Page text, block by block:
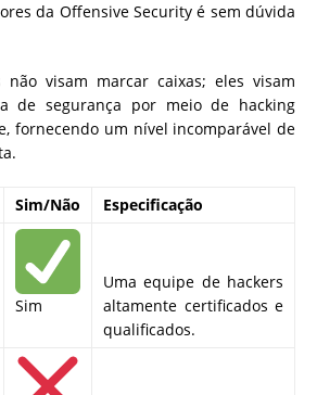
da Offensive Security é sem dúvida
não visam marcar caixas; eles visam
de segurança por meio de hacking
fornecendo um nível incomparável de
Sim/Não Especificação
Sim
Uma equipe de hackers
altamente certificados e
qualificados.